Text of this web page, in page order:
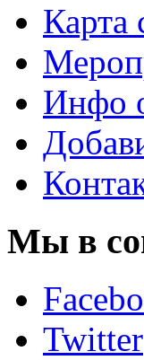
Карта
Инфо
Мы в
Twitter